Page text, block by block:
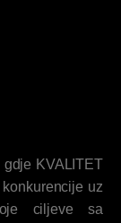
gdje KVALITET
uz
ciljeve sa